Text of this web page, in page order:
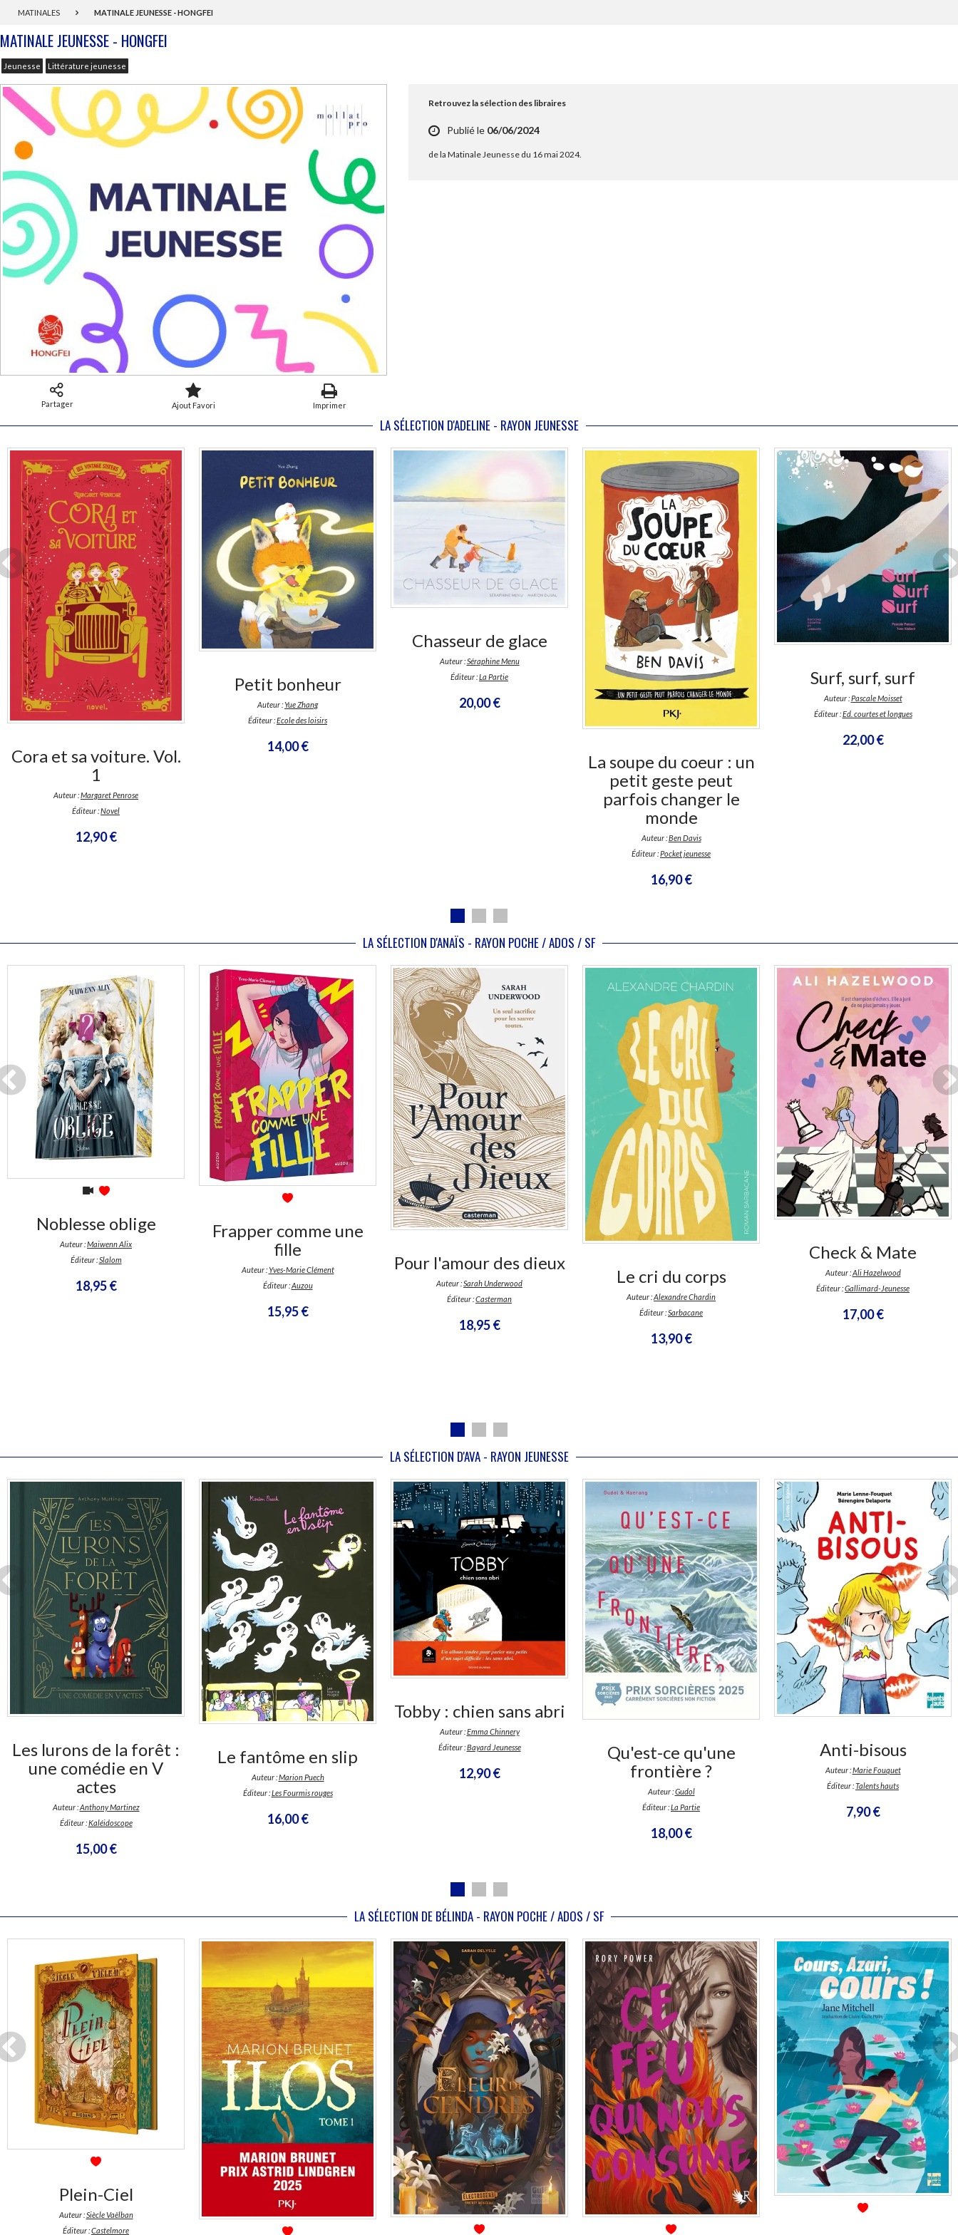
MATINALES MATINALE JEUNESSE - HONGFEI
MATINALE JEUNESSE - HONGFEI
Jeunesse Littérature jeunesse
Partager Ajout Favori Imprimer
Retrouvez la sélection des libraires
Publié le 06/06/2024
de la Matinale Jeunesse du 16 mai 2024.
LA SÉLECTION D'ADELINE - RAYON JEUNESSE
Disponible chez l'éditeur
Cora et sa voiture. Vol.
1
Auteur :Margaret Penrose
Éditeur :Novel
12,90 €
En stock
Petit bonheur
Auteur :Yue Zhang
Éditeur :Ecole des loisirs
14,00 €
En stock *
*stock limité
Chasseur de glace
Auteur :Séraphine Menu
Éditeur :La Partie
20,00 €
En stock
La soupe du coeur : un
petit geste peut
parfois changer le
monde
Auteur :Ben Davis
Éditeur :Pocket jeunesse
16,90 €
Surf, surf, surf
Auteur :Pascale Moisset
Éditeur :Ed. courtes et longues
22,00 €
LA SÉLECTION D'ANAÏS - RAYON POCHE / ADOS / SF
En stock
Noblesse oblige
Auteur :Maiwenn Alix
Éditeur :Slalom
18,95 €
Indisponible
Frapper comme une
fille
Auteur :Yves-Marie Clément
Éditeur :Auzou
15,95 €
En stock *
*stock limité
Pour l'amour des dieux
Auteur :Sarah Underwood
Éditeur :Casterman
18,95 €
En stock *
*stock limité
Le cri du corps
Auteur :Alexandre Chardin
Éditeur :Sarbacane
13,90 €
En stock *
*stock limité
Check & Mate
Auteur :Ali Hazelwood
Éditeur :Gallimard-Jeunesse
17,00 €
LA SÉLECTION D'AVA - RAYON JEUNESSE
En stock
Les lurons de la forêt :
une comédie en V
actes
Auteur :Anthony Martinez
Éditeur :Kaléidoscope
15,00 €
En stock *
*stock limité
Le fantôme en slip
Auteur :Marion Puech
Éditeur :Les Fourmis rouges
16,00 €
Disponible chez l'éditeur
Tobby : chien sans abri
Auteur :Emma Chinnery
Éditeur :Bayard Jeunesse
12,90 €
En stock *
*stock limité
Qu'est-ce qu'une
frontière ?
Auteur :Gudol
Éditeur :La Partie
18,00 €
En stock *
*stock limité
Anti-bisous
Auteur :Marie Fouquet
Éditeur :Talents hauts
7,90 €
LA SÉLECTION DE BÉLINDA - RAYON POCHE / ADOS / SF
En stock *
*stock limité
Plein-Ciel
Auteur :Siècle Vaëlban
Éditeur :Castelmore
En stock *
*stock limité
En stock *
*stock limité
En stock *
*stock limité
Disponible chez l'éditeur